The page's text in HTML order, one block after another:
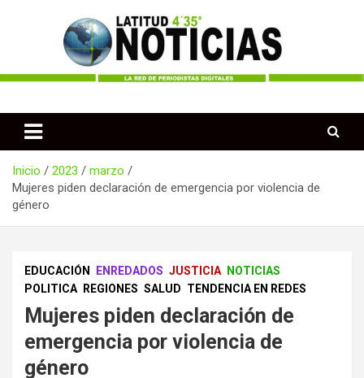
Latitud 435 Noticias
Inicio 2023
marzo
Mujeres piden declaración de emergencia por violencia de
género
EDUCACIÓN ENREDADOS JUSTICIA
NOTICIAS
POLITICA
REGIONES SALUD TENDENCIA EN REDES
Mujeres piden declaración de
emergencia por violencia de
género